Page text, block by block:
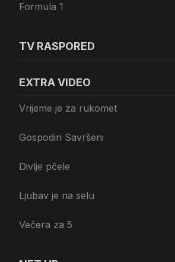
Formula 1
TV RASPORED
EXTRA VIDEO
Vrijeme je za rukomet
Gospodin Savršeni
Divlje pčele
Ljubav je na selu
Večera za 5